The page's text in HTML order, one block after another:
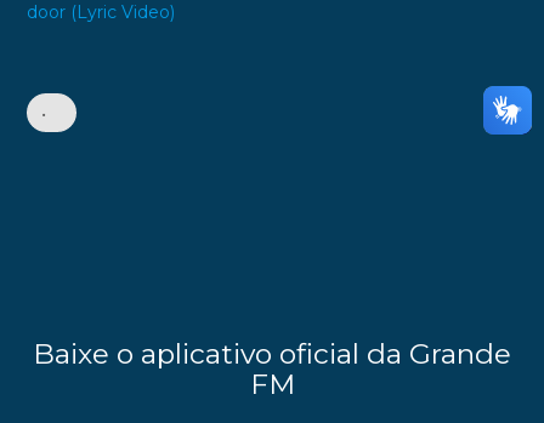
door (Lyric Video)
•
Baixe o aplicativo oficial da Grande
FM